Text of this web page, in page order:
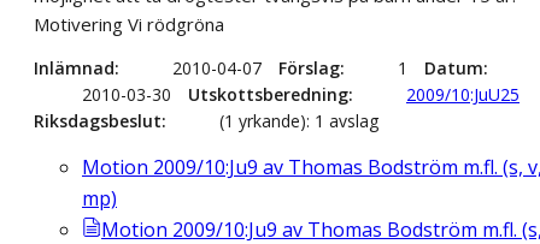
Motivering Vi rödgröna
Inlämnad 2010-04-07 Förslag 1
Datum
2010-03-30
Utskottsberedning
2009/10:JuU25
Riksdagsbeslut
(1 yrkande): 1 avslag
Motion 2009/10:Ju9 av Thomas Bodström m.fl. (s,
mp)
Motion 2009/10:Ju9 av Thomas Bodström m.fl.